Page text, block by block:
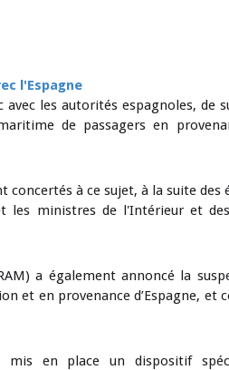
l'Espagne
les autorités espagnoles, de
de passagers en
concertés à ce sujet, à la suite des
les ministres de l'Intérieur et
a également annoncé la
et en provenance d’Espagne, et
mis en place un dispositif